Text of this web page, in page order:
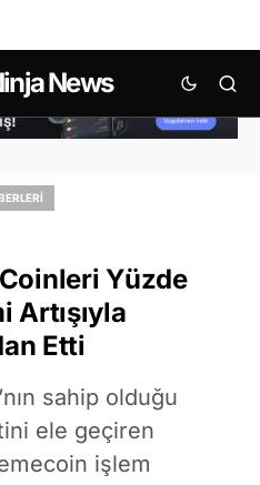
News
Yüzde
Artışıyla
Etti
sahip olduğu
ele geçiren
işlem